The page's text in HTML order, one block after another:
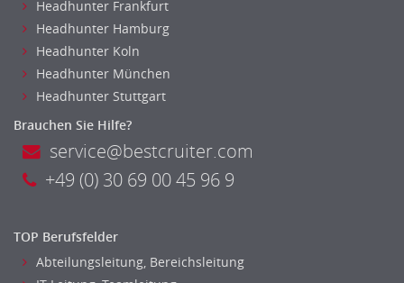
Headhunter Frankfurt
Headhunter Hamburg
Headhunter Koln
Headhunter München
Headhunter Stuttgart
Brauchen Sie Hilfe?
service@bestcruiter.com
+49 (0) 30 69 00 45 96 9
TOP Berufsfelder
Abteilungsleitung, Bereichsleitung